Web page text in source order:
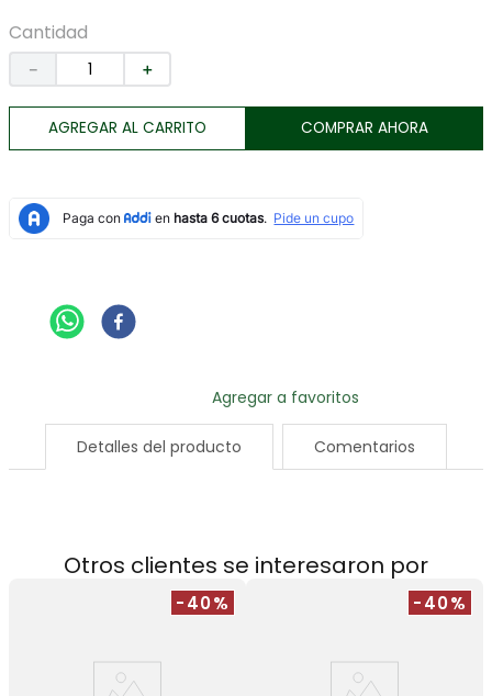
Cantidad
＋
－
AGREGAR AL CARRITO COMPRAR AHORA
Detalles del producto Comentarios
Otros clientes se interesaron por
-40% -40%
10. tarjetero